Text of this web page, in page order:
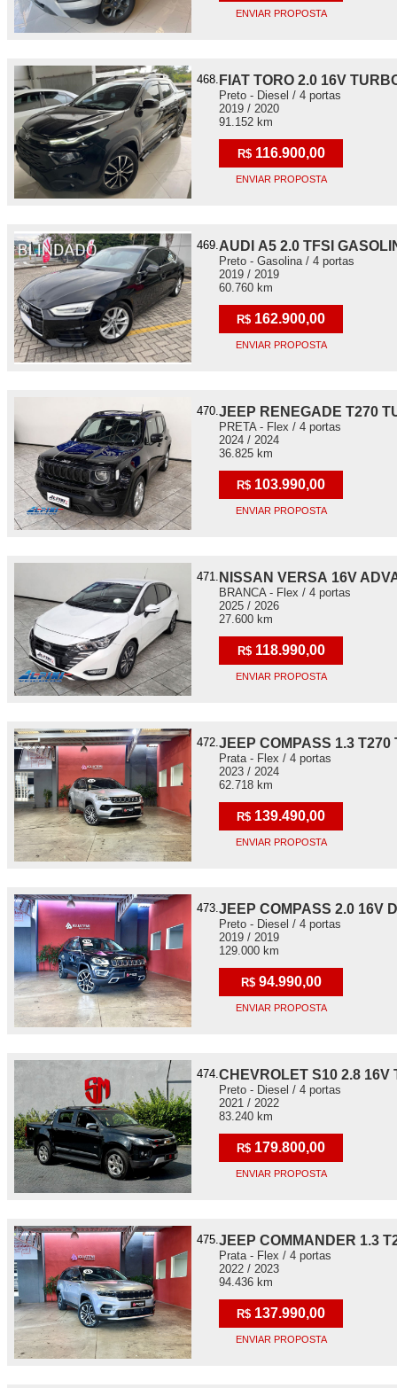
ENVIAR PROPOSTA
468. FIAT TORO 2.0 16V
Preto - Diesel / 4 portas
2019 / 2020
91.152 km
R$ 116.900,00
ENVIAR PROPOSTA
469.AUDI A5 2.0 TFSI
Preto - Gasolina / 4 portas
2019 / 2019
60.760 km
R$ 162.900,00
ENVIAR PROPOSTA
470.JEEP RENEGADE T270
PRETA - Flex / 4 portas
2024 / 2024
36.825 km
R$ 103.990,00
ENVIAR PROPOSTA
471. NISSAN VERSA 16V
BRANCA - Flex / 4 portas
2025 / 2026
27.600 km
R$ 118.990,00
ENVIAR PROPOSTA
472.JEEP COMPASS 1.3 T270
Prata - Flex / 4 portas
2023 / 2024
62.718 km
R$ 139.490,00
ENVIAR PROPOSTA
473.JEEP COMPASS 2.0 16V
Preto - Diesel / 4 portas
2019 / 2019
129.000 km
R$ 94.990,00
ENVIAR PROPOSTA
474.CHEVROLET S10 2.8 16V
Preto - Diesel / 4 portas
2021 / 2022
83.240 km
R$ 179.800,00
ENVIAR PROPOSTA
475.JEEP COMMANDER 1.3
Prata - Flex / 4 portas
2022 / 2023
94.436 km
R$ 137.990,00
ENVIAR PROPOSTA